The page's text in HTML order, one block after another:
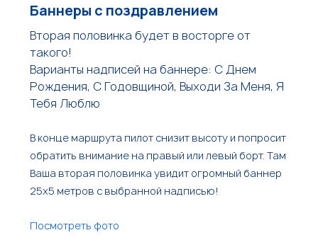
Баннеры с поздравлением
Вторая половинка будет в восторге от
такого!
Варианты надписей на баннере: С Днем
Рождения, С Годовщиной, Выходи За Меня, Я
Тебя Люблю
В конце маршрута пилот снизит высоту и попросит
обратить внимание на правый или левый борт. Там
Ваша вторая половинка увидит огромный баннер
25х5 метров с выбранной надписью!
Посмотреть фото